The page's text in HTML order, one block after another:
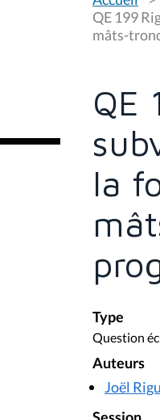
u
s
ê
c
:
QE 199
mâts-
QE
la
Type
Question
Auteurs
Joël